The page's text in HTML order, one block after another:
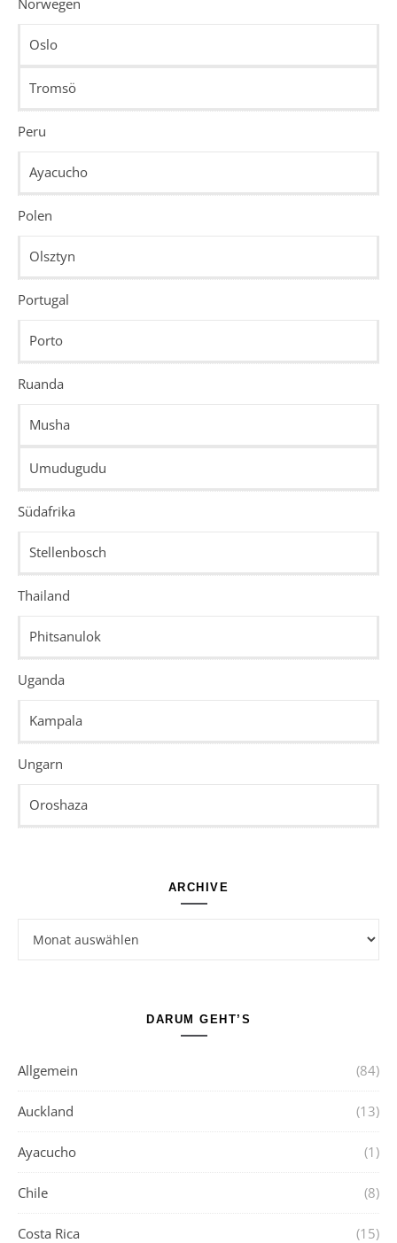
Oslo
Tromsö
Peru
Ayacucho
Polen
Olsztyn
Portugal
Porto
Ruanda
Musha
Umudugudu
Südafrika
Stellenbosch
Thailand
Phitsanulok
Uganda
Kampala
Ungarn
Oroshaza
ARCHIVE
DARUM GEHT’S
Allgemein (84)
Auckland (13)
Ayacucho (1)
Chile (8)
Costa Rica (15)